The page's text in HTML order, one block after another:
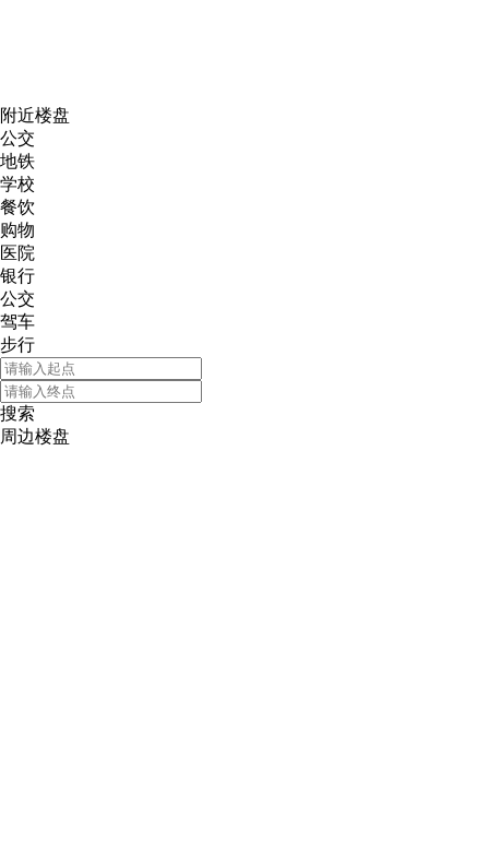
附近楼盘
公交
地铁
学校
餐饮
购物
医院
银行
公交
驾车
步行
搜索
周边楼盘